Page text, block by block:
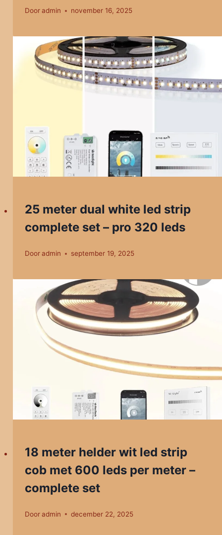
Door admin november 16, 2025
25 meter dual white led strip
complete set – pro 320 leds
Door admin september 19, 2025
18 meter helder wit led strip
cob met 600 leds per meter –
complete set
Door admin december 22, 2025